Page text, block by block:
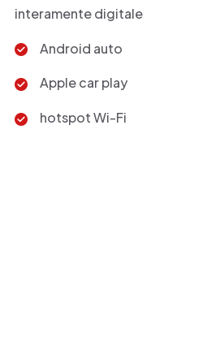
interamente digitale
Android auto
Apple car play
hotspot Wi-Fi